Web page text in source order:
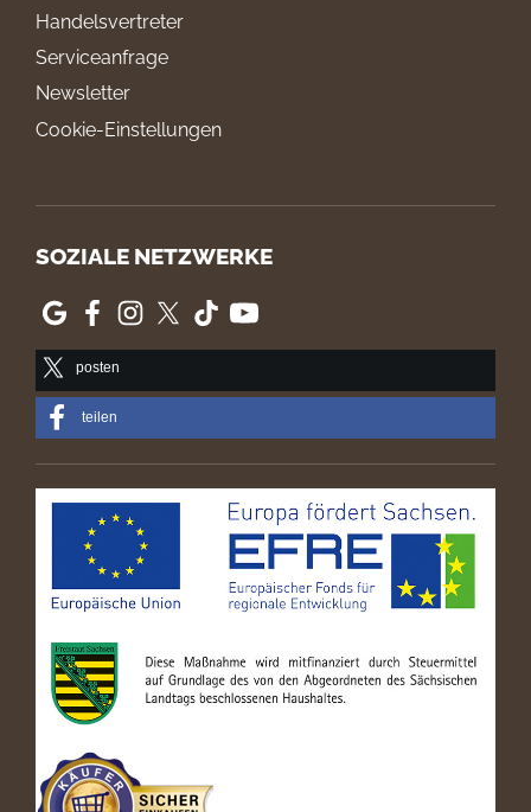
Handelsvertreter
Serviceanfrage
Newsletter
Cookie-Einstellungen
SOZIALE NETZWERKE
posten
teilen